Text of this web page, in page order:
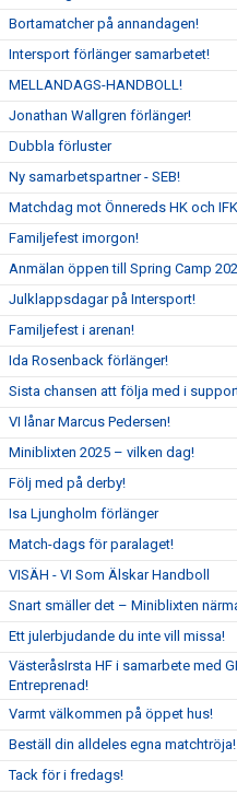
Bortamatcher på annandagen!
Intersport förlänger samarbetet!
MELLANDAGS-HANDBOLL!
Jonathan Wallgren förlänger!
Dubbla förluster
Ny samarbetspartner - SEB!
Matchdag mot Önnereds HK och
Familjefest imorgon!
Anmälan öppen till Spring Camp
Julklappsdagar på Intersport!
Familjefest i arenan!
Ida Rosenback förlänger!
Sista chansen att följa med i
VI lånar Marcus Pedersen!
Miniblixten 2025 – vilken dag!
Följ med på derby!
Isa Ljungholm förlänger
Match-dags för paralaget!
VISÄH - VI Som Älskar Handboll
Snart smäller det – Miniblixten
Ett julerbjudande du inte vill missa!
VästeråsIrsta HF i samarbete med
Entreprenad!
Varmt välkommen på öppet hus!
Beställ din alldeles egna matchtröja!
Tack för i fredags!